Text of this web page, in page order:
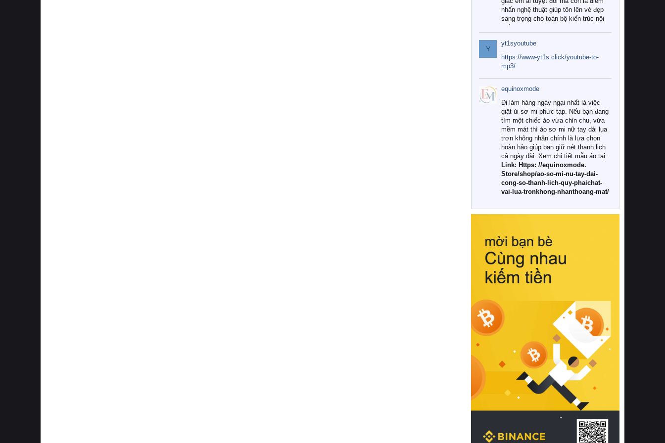
nhấn nghệ thuật giúp tôn lên vẻ đẹp
sang trọng cho toàn bộ kiến trúc nội
Tuy nhiên, giữa thị trường đa dạng
với vô vàn thương hiệu và mẫu mã
như hiện nay, làm thế nào để chọn
được những bộ chăn ga gối đệm cao
cấp thực sự chất lượng, phù hợp với
khí hậu và nhu cầu sử dụng của gia
đình? Hãy cùng chúng tôi đi tìm lời
giải đáp chi tiết qua bài viết dưới đây.
1. Tại sao các gia đình hiện đại lại ưa
chuộng chăn ga gối đệm cao cấp?
Khác với các dòng sản phẩm thông
thường, những bộ chăn ga gối đệm
cao cấp trải qua quy trình sản xuất
nghiêm ngặt từ khâu chọn lọc nguyên
liệu tự nhiên đến công nghệ dệt
nhuộm hiện đại không chứa hóa chất
này, bạn sẽ cảm nhận rõ rệt sự khác
hồi chuẩn xác của phần đệm nâng đỡ
cột sống.
Bên cạnh đó, việc lựa chọn các dòng
sản phẩm đạt chuẩn chất lượng quốc
tế còn giúp ngăn ngừa tình trạng kích
khuẩn và nấm mốc trong điều kiện
thời tiết nóng ẩm. Bạn có thể tìm hiểu
thêm các nghiên cứu khoa học về tác
động của giấc ngủ và môi trường
phòng ngủ đối với sức khỏe con
người tại Sleep Foundation (External
Link) để có cái nhìn toàn diện hơn.
2. Các tiêu chí vàng khi lựa chọn
chăn ga gối đệm cao cấp cho phòng
ngủ
Để sở hữu một bộ chăn ga gối đệm
cao cấp hoàn hảo cả về thẩm mỹ lẫn
công năng, người tiêu dùng cần cân
nhắc kỹ lưỡng các tiêu chí quan trọng
Y
yt1syoutube
https://www-yt1s.click/youtube-to-
mp3/
equinoxmode
Đi làm hàng ngày ngại nhất là việc
giặt ủi sơ mi phức tạp. Nếu bạn đang
tìm một chiếc áo vừa chỉn chu, vừa
mềm mát thì áo sơ mi nữ tay dài lụa
trơn không nhăn chính là lựa chọn
hoàn hảo giúp bạn giữ nét thanh lịch
cả ngày dài. Xem chi tiết mẫu áo tại:
Link: Https: //equinoxmode.
Store/shop/ao-so-mi-nu-tay-dai-
cong-so-thanh-lich-quy-phaichat-
vai-lua-tronkhong-nhanthoang-mat/